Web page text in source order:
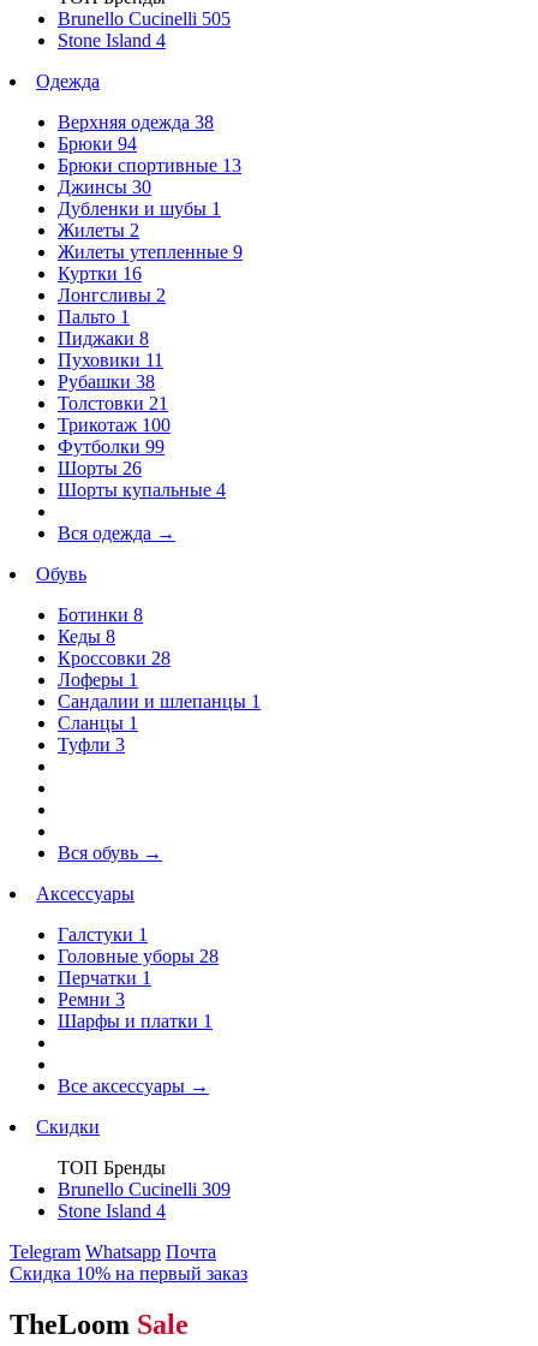
Brunello Cucinelli 505
Stone Island 4
Одежда
Верхняя одежда 38
Брюки 94
Брюки спортивные 13
Джинсы 30
Дубленки и шубы 1
Жилеты 2
Жилеты утепленные 9
Куртки 16
Лонгсливы 2
Пальто 1
Пиджаки 8
Пуховики 11
Рубашки 38
Толстовки 21
Трикотаж 100
Футболки 99
Шорты 26
Шорты купальные 4
Вся одежда →
Обувь
Ботинки 8
Кеды 8
Кроссовки 28
Лоферы 1
Сандалии и шлепанцы 1
Сланцы 1
Туфли 3
Вся обувь →
Аксессуары
Галстуки 1
Головные уборы 28
Перчатки 1
Ремни 3
Шарфы и платки 1
Все аксессуары →
Скидки
ТОП Бренды
Brunello Cucinelli 309
Stone Island 4
Telegram Whatsapp Почта
Скидка 10% на первый заказ
TheLoom Sale